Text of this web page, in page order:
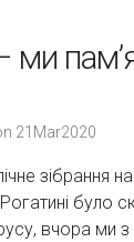
ми
21Mar2020
зібрання
було
вчора ми